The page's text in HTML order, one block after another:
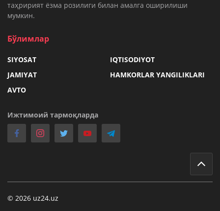
таҳририят ёзма розилиги билан амалга оширилиши
мумкин.
Бўлимлар
SIYOSAT
IQTISODIYOT
JAMIYAT
HAMKORLAR YANGILIKLARI
AVTO
Ижтимоий тармоқларда
© 2026 uz24.uz